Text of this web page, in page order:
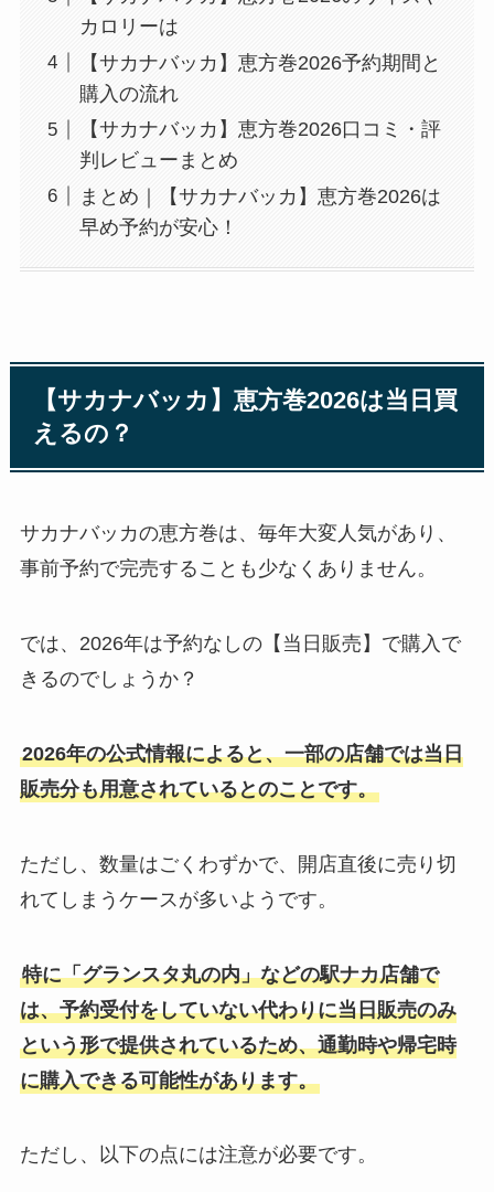
カロリーは
【サカナバッカ】恵方巻2026予約期間と
購入の流れ
【サカナバッカ】恵方巻2026口コミ・評
判レビューまとめ
まとめ｜【サカナバッカ】恵方巻2026は
早め予約が安心！
【サカナバッカ】恵方巻2026は当日買
えるの？
サカナバッカの恵方巻は、毎年大変人気があり、
事前予約で完売することも少なくありません。
では、2026年は予約なしの【当日販売】で購入で
きるのでしょうか？
2026年の公式情報によると、一部の店舗では当日
販売分も用意されているとのことです。
ただし、数量はごくわずかで、開店直後に売り切
れてしまうケースが多いようです。
特に「グランスタ丸の内」などの駅ナカ店舗で
は、予約受付をしていない代わりに当日販売のみ
という形で提供されているため、通勤時や帰宅時
に購入できる可能性があります。
ただし、以下の点には注意が必要です。